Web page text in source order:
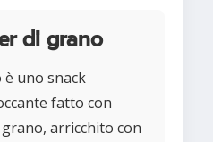
di grano
è uno snack
fatto con
arricchito con